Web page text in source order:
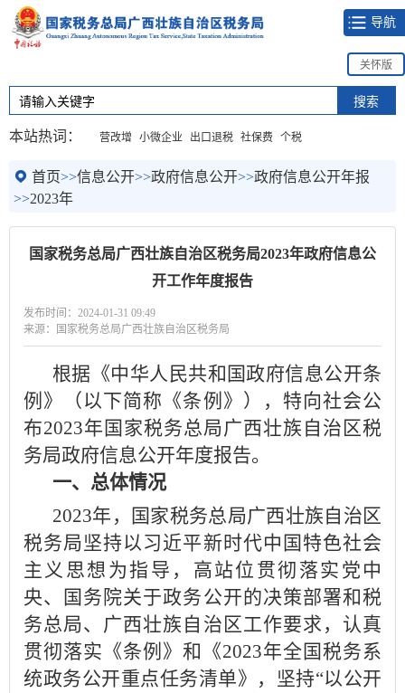
导航
关怀版
本站热词： 营改增 小微企业 出口退税 社保费 个税
首页>>信息公开>>政府信息公开>>政府信息公开年报
>>2023年
国家税务总局广西壮族自治区税务局2023年政府信息公
开工作年度报告
发布时间：2024-01-31 09:49
来源：国家税务总局广西壮族自治区税务局
根据《中华人民共和国政府信息公开条
例》（以下简称《条例》），特向社会公
布2023年国家税务总局广西壮族自治区税
务局政府信息公开年度报告。
一、总体情况
2023年，国家税务总局广西壮族自治区
税务局坚持以习近平新时代中国特色社会
主义思想为指导，高站位贯彻落实党中
央、国务院关于政务公开的决策部署和税
务总局、广西壮族自治区工作要求，认真
贯彻落实《条例》和《2023年全国税务系
统政务公开重点任务清单》，坚持“以公开